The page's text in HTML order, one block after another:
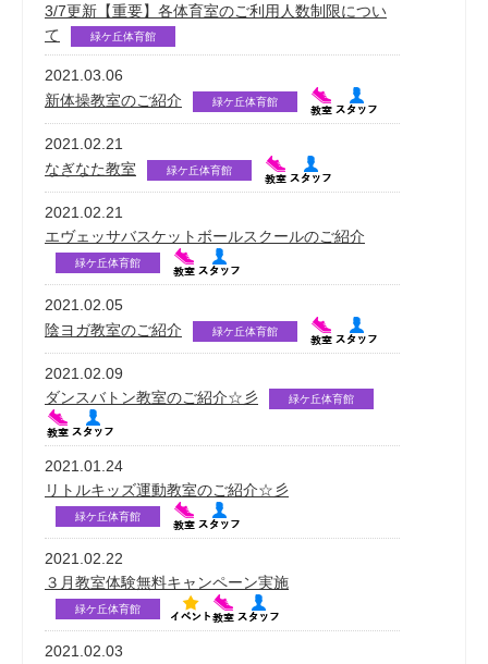
3/7更新【重要】各体育室のご利用人数制限につい
て
緑ケ丘体育館
2021.03.06
新体操教室のご紹介
緑ケ丘体育館
2021.02.21
なぎなた教室
緑ケ丘体育館
2021.02.21
エヴェッサバスケットボールスクールのご紹介
緑ケ丘体育館
2021.02.05
陰ヨガ教室のご紹介
緑ケ丘体育館
2021.02.09
ダンスバトン教室のご紹介☆彡
緑ケ丘体育館
2021.01.24
リトルキッズ運動教室のご紹介☆彡
緑ケ丘体育館
2021.02.22
３月教室体験無料キャンペーン実施
緑ケ丘体育館
2021.02.03